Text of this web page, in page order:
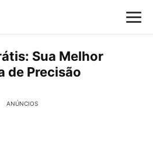
Sua Melhor
de Precisão
ANÚNCIOS